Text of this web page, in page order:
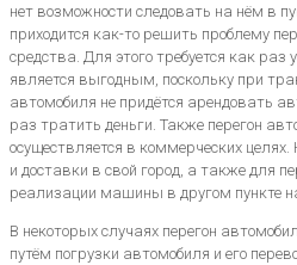
нет возможности следовать на нём в
приходится как-то решить проблему
средства. Для этого требуется как раз
является выгодным, поскольку при
автомобиля не придётся арендовать
раз тратить деньги. Также перегон
осуществляется в коммерческих
и доставки в свой город, а также для
реализации машины в другом пункте
В некоторых случаях перегон
путём погрузки автомобиля и его